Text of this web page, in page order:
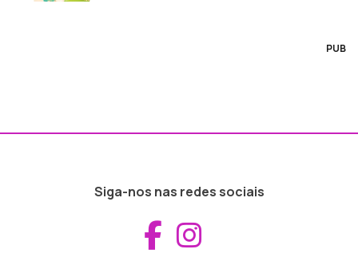
PUB
Siga-nos nas redes sociais
Aceder ao